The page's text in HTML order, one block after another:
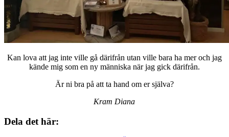
Kan lova att jag inte ville gå därifrån utan ville bara ha mer och jag
kände mig som en ny människa när jag gick därifrån.
Är ni bra på att ta hand om er själva?
Kram Diana
Dela det här: